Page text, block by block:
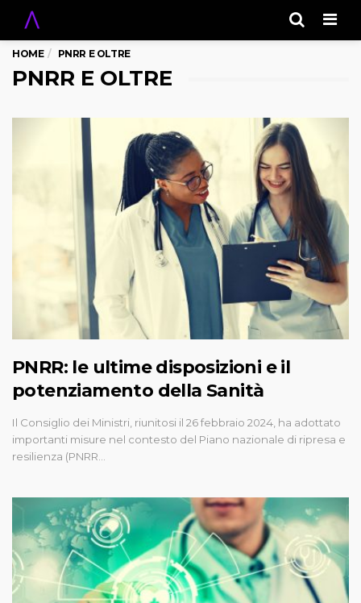
HOME PNRR E OLTRE
PNRR E OLTRE
PNRR: le ultime disposizioni e il
potenziamento della Sanità
Il Consiglio dei Ministri, riunitosi il 26 febbraio 2024, ha adottato
importanti misure nel contesto del Piano nazionale di ripresa e
resilienza (PNRR…